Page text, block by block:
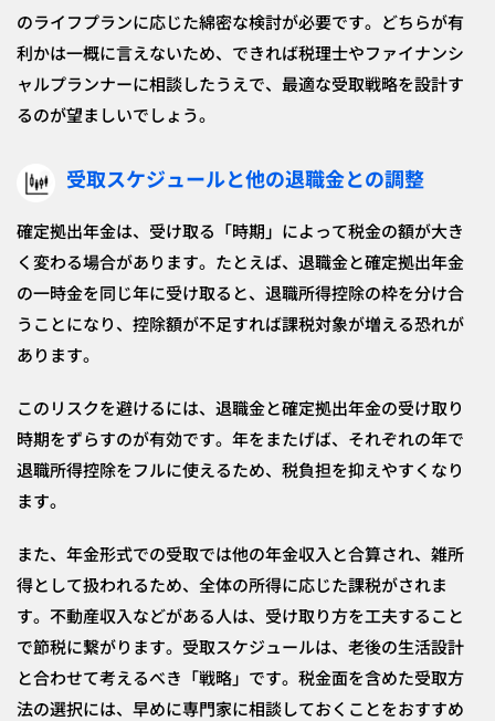
のライフプランに応じた綿密な検討が必要です。どちらが有
利かは一概に言えないため、できれば税理士やファイナンシ
ャルプランナーに相談したうえで、最適な受取戦略を設計す
るのが望ましいでしょう。
受取スケジュールと他の退職金との調整
確定拠出年金は、受け取る「時期」によって税金の額が大き
く変わる場合があります。たとえば、退職金と確定拠出年金
の一時金を同じ年に受け取ると、退職所得控除の枠を分け合
うことになり、控除額が不足すれば課税対象が増える恐れが
あります。
このリスクを避けるには、退職金と確定拠出年金の受け取り
時期をずらすのが有効です。年をまたげば、それぞれの年で
退職所得控除をフルに使えるため、税負担を抑えやすくなり
ます。
また、年金形式での受取では他の年金収入と合算され、雑所
得として扱われるため、全体の所得に応じた課税がされま
す。不動産収入などがある人は、受け取り方を工夫すること
で節税に繋がります。受取スケジュールは、老後の生活設計
と合わせて考えるべき「戦略」です。税金面を含めた受取方
法の選択には、早めに専門家に相談しておくことをおすすめ